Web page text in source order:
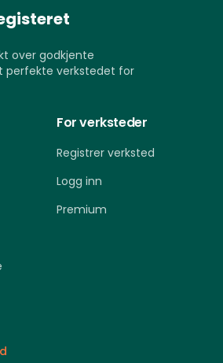
over godkjente
perfekte verkstedet for
For verksteder
Registrer verksted
Logg inn
Premium